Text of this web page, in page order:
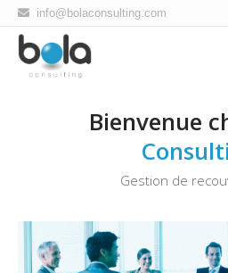
Bola
consulting
info@bolaconsulting.com
Bienvenue
Gestion de